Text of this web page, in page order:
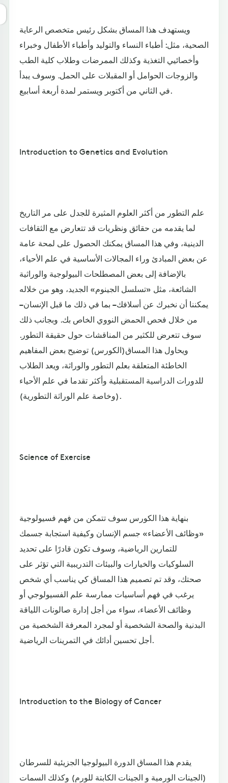
ويستهدف هذا المساق بشكل رئيس متخصص الرعاية
الصحية، مثل: أطباء النساء والتوليد وأطباء الأطفال وخبراء
وأخصائيي التغذية وكذلك الممرضات وطلاب كلية الطب
والزوجات الحوامل أو المقبلات على الحمل. وسوف يبدأ
في الثاني من أكتوبر ويستمر لمدة أربعة أسابيع.
Introduction to Genetics and Evolution
علم التطور من أكثر العلوم المثيرة للجدل على مر التاريخ
لما يقدمه من حقائق ونظريات قد تتعارض مع الثقافات
الدينية، وفي هذا المساق يمكنك الحصول على لمحة عامة
عن بعض المبادئ وراء المجالات الأساسية في علم الأحياء،
بالإضافة إلى بعض المصطلحات البيولوجية والوراثية
الشائعة، مثل «تسلسل الجينوم» الجديد، وهو من خلاله
يمكننا أن نخبرك عن أسلافك – بما في ذلك ما قبل الإنسان –
من خلال فحص الحمض النووي الخاص بك. وبجانب ذلك
سوف تتعرض للكثير من المناقشات حول حقيقة التطور.
ويحاول هذا المساق(الكورس) توضيح بعض المفاهيم
الخاطئة المتعلقة بعلم التطور والوراثة، ويعد الطلاب
للدورات الدراسية المستقبلية وأكثر تقدما في علم الأحياء
(وخاصة علم الوراثة التطورية).
Science of Exercise
بنهاية هذا الكورس سوف تتمكن من فهم فسيولوجية
«وظائف الأعضاء» جسم الإنسان وكيفية استجابة جسمك
للتمارين الرياضية، وسوف تكون قادرًا على تحديد
السلوكيات والخيارات والبيئات التدريبية التي تؤثر على
صحتك، وقد تم تصميم هذا المساق كي يناسب أي شخص
يرغب في فهم أساسيات ممارسة علم الفسيولوجي أو
وظائف الأعضاء، سواء من أجل إدارة صالونات اللياقة
البدنية والصحة الشخصية أو لمجرد المعرفة الشخصية من
أجل تحسين أدائك في التمرينات الرياضية.
Introduction to the Biology of Cancer
يقدم هذا المساق الدورة البيولوجيا الجزيئية للسرطان
(الجينات الورمية و الجينات الكابتة للورم) وكذلك السمات